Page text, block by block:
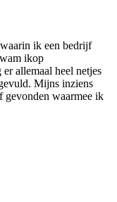
ik een bedrijf
ikop
allemaal heel netjes
Mijns inziens
gevonden waarmee ik